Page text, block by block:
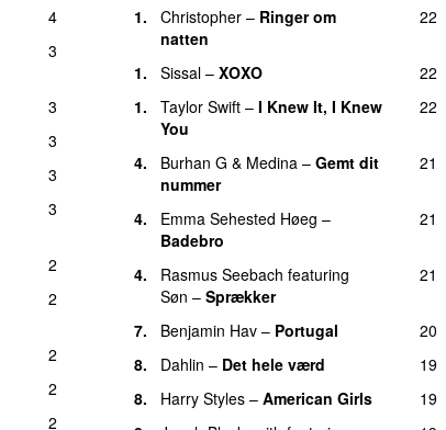
4
3
3
3
3
3
2
2
2
2
2
1. Christopher– Ringer om
natten
22
1. Sissal– XOXO
22
1.
Taylor Swift– I Knew It, I Knew
You
22
4. Burhan G & Medina– Gemt dit
nummer
21
4. Emma Sehested Høeg –
Badebro
21
4. Rasmus Seebach featuring
Søn – Sprækker
21
7. Benjamin Hav– Portugal
20
8.
Dahlin – Det hele værd
19
8.
Harry Styles– American Girls
19